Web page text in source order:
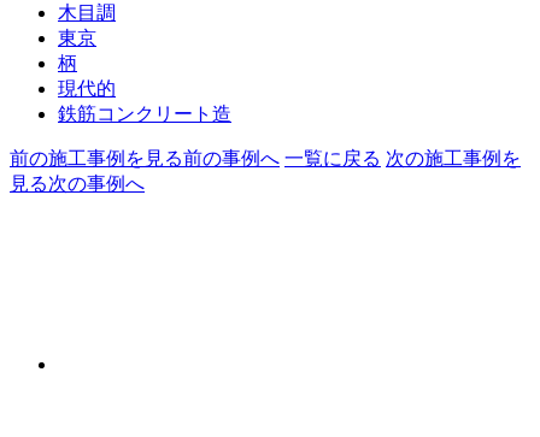
木目調
東京
柄
現代的
鉄筋コンクリート造
前の施工事例を見る前の事例へ 一覧に戻る 次の施工事例を
見る次の事例へ